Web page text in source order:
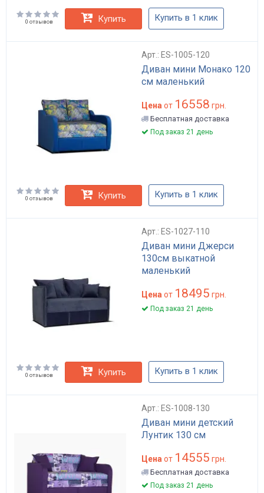
0 отзывов Купить Купить в 1 клик
Арт.: ES-1005-120
Диван мини Монако 120
см маленький
Цена от 16558 грн.
Бесплатная доставка
Под заказ 21 день
0 отзывов Купить Купить в 1 клик
Арт.: ES-1027-110
Диван мини Джерси
130см выкатной
маленький
Цена от 18495 грн.
Под заказ 21 день
0 отзывов Купить Купить в 1 клик
Арт.: ES-1008-130
Диван мини детский
Лунтик 130 см
Цена от 14555 грн.
Бесплатная доставка
Под заказ 21 день